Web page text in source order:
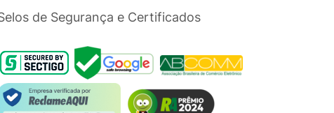
de Segurança e Certificados